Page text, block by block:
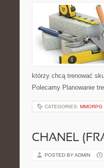
którzy chcą trenować
Polecamy Planowanie
CATEGORIES: MMORPG
CHANEL
POSTED BY ADMIN